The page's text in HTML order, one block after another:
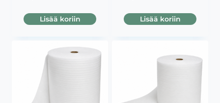
Lisää koriin Lisää koriin